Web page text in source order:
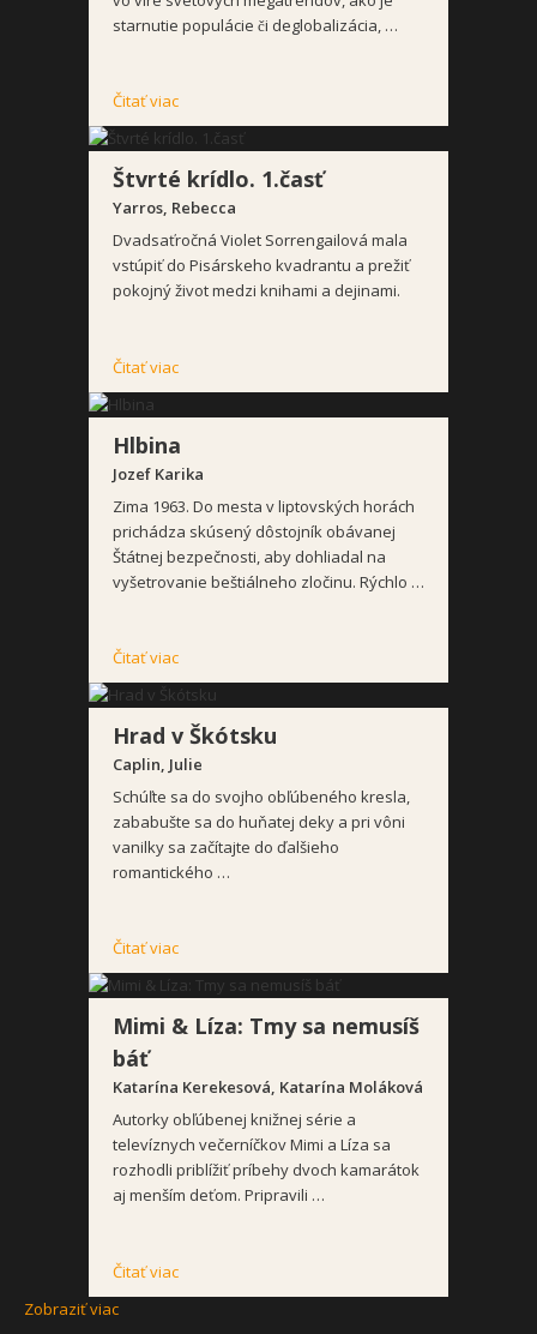
starnutie populácie či deglobalizácia, …
Čitať viac
Štvrté krídlo. 1.časť
Yarros, Rebecca
Dvadsaťročná Violet Sorrengailová mala
vstúpiť do Pisárskeho kvadrantu a prežiť
pokojný život medzi knihami a dejinami.
Čitať viac
Hlbina
Jozef Karika
Zima 1963. Do mesta v liptovských horách
prichádza skúsený dôstojník obávanej
Štátnej bezpečnosti, aby dohliadal na
vyšetrovanie beštiálneho zločinu. Rýchlo …
Čitať viac
Hrad v Škótsku
Caplin, Julie
Schúľte sa do svojho obľúbeného kresla,
zababušte sa do huňatej deky a pri vôni
vanilky sa začítajte do ďalšieho
romantického …
Čitať viac
Mimi & Líza: Tmy sa nemusíš
báť
Katarína Kerekesová, Katarína Moláková
Autorky obľúbenej knižnej série a
televíznych večerníčkov Mimi a Líza sa
rozhodli priblížiť príbehy dvoch kamarátok
aj menším deťom. Pripravili …
Čitať viac
Zobraziť viac